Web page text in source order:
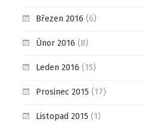
Březen 2016 (6)
Únor 2016 (8)
Leden 2016 (15)
Prosinec 2015 (17)
Listopad 2015 (1)